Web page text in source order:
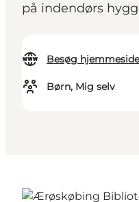
på indendørs
Besøg hjemmeside
Børn, Mig selv